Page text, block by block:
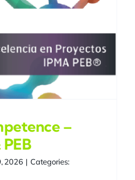
–
2026 | Categories: